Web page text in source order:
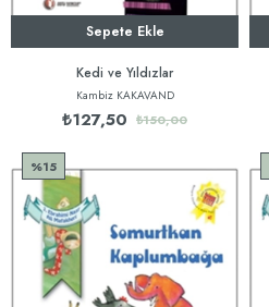
Sepete Ekle
Kedi ve Yıldızlar
Kambiz KAKAVAND
₺127,50 ₺150,00
%15